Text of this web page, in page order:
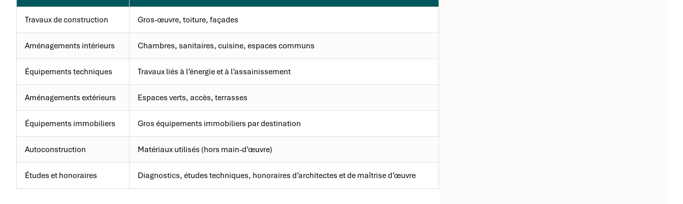
Travaux de construction Gros-œuvre, toiture, façades
Aménagements intérieurs Chambres, sanitaires, cuisine, espaces communs
Équipements techniques Travaux liés à l’énergie et à l’assainissement
Aménagements extérieurs Espaces verts, accès, terrasses
Équipements immobiliers Gros équipements immobiliers par destination
Autoconstruction Matériaux utilisés (hors main-d’œuvre)
Études et honoraires Diagnostics, études techniques, honoraires d’architectes et de maîtrise d’œuvre